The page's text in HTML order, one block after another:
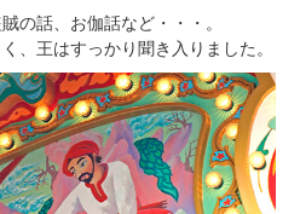
の話、お伽話など・・・。
、王はすっかり聞き入りました。